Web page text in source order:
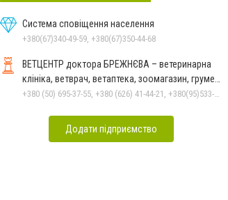
Система сповіщення населення
+380(67)340-49-59, +380(67)350-44-68
ВЕТЦЕНТР доктора БРЕЖНЄВА – ветеринарна
клініка, ветврач, ветаптека, зоомагазин, грумер,
стрижки.
+380 (50) 695-37-55, +380 (626) 41-44-21, +380(95)533-90-03
Додати підприємство